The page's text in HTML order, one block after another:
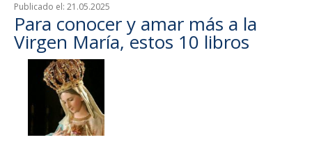
Publicado el: 21.05.2025
Para conocer y amar más a la
Virgen María, estos 10 libros